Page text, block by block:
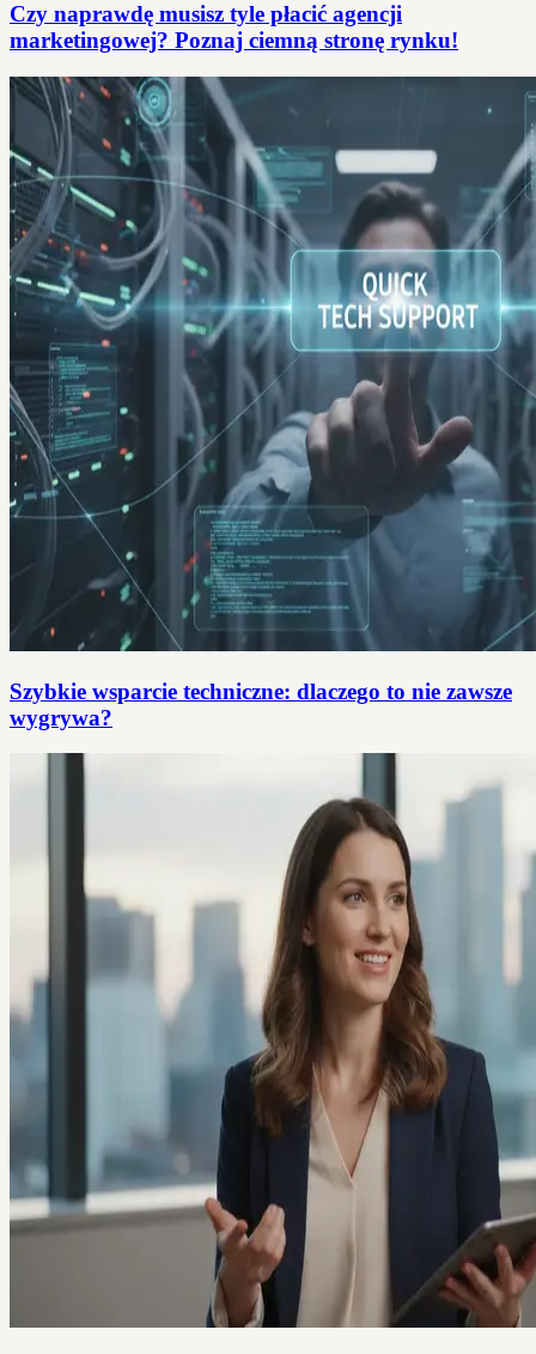
Czy naprawdę musisz tyle płacić agencji
marketingowej? Poznaj ciemną stronę rynku!
Szybkie wsparcie techniczne: dlaczego to nie zawsze
wygrywa?